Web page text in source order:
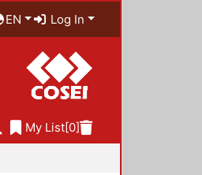
EN Log In
My List[0]